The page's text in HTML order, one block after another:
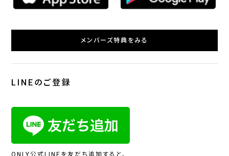
メンバーズ特典をみる
LINEのご登録
ONLY公式LINEを友だち追加すると、